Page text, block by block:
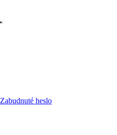
Zabudnuté heslo